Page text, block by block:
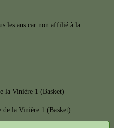
les ans car non affilié à la
Vinière 1 (Basket)
la Vinière 1 (Basket)